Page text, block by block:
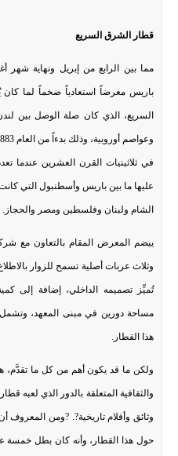
قطار‭ ‬الشرق‭ ‬السريع
مما بين الرابع من إبريل ونهاية
باريس معرضاً استعادياً ضخماً لما
السريع، الذي كان صلة الوصل بين
في ثلاثينيات القرن العشرين عندما
عليها ما بين باريس وأسطنبول التي
الشام ولبنان وفلسطين ومصر والحجاز.
ييضم المعرض المقام بالتعاون مع
وثلاث عربات أصلية تسمح للزوار
تُميِّز تصميمه الداخلي، إضافة إلى
مساحة دورين في مبنى المعهد، وتشمل
هذا القطار.
ولكن ما قد يكون أهم من كل ما تقدَّم،
والثقافية المتعلقة بالدور الذي لعبه
وثائق وأفلام تاريخية?. ?ومن
حول هذا القطار، وأنه كان بطل خمسة